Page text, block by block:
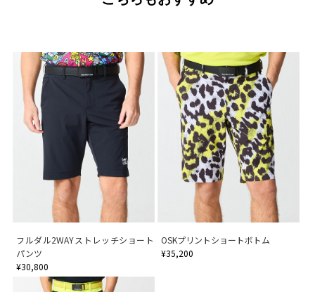
フルダル2WAYストレッチショート
パンツ
¥30,800
OSKプリントショートボトム
¥35,200